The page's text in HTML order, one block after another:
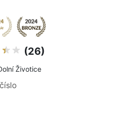
(26)
Životice